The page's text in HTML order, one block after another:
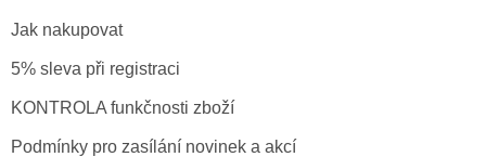
Jak nakupovat
5% sleva při registraci
KONTROLA funkčnosti zboží
Podmínky pro zasílání novinek a akcí